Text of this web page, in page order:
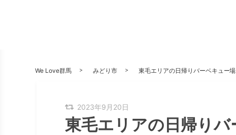
We Love群馬 みどり市 東毛エリアの日帰りバーベキュー
2023年9月20日
東毛エリアの日帰り